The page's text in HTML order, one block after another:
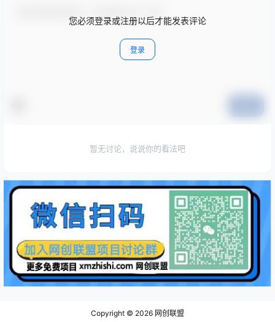
您必须登录或注册以后才能发表评论
登录
暂无讨论，说说你的看法吧
Copyright © 2026 网创联盟